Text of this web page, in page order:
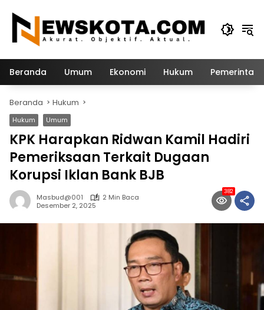
konten
Beranda Umum Ekonomi Hukum
Beranda Hukum
Hukum Umum
KPK Harapkan Ridwan Kamil Hadiri
Pemeriksaan Terkait Dugaan
Korupsi Iklan Bank BJB
Masbud@001
2 Min Baca
Desember 2, 2025
382